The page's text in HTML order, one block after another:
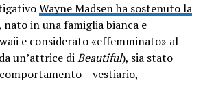
Wayne Madsen ha sostenuto la
nato in una famiglia bianca e
e considerato «effemminato» al
un’attrice diBeautiful), sia stato
– vestiario,